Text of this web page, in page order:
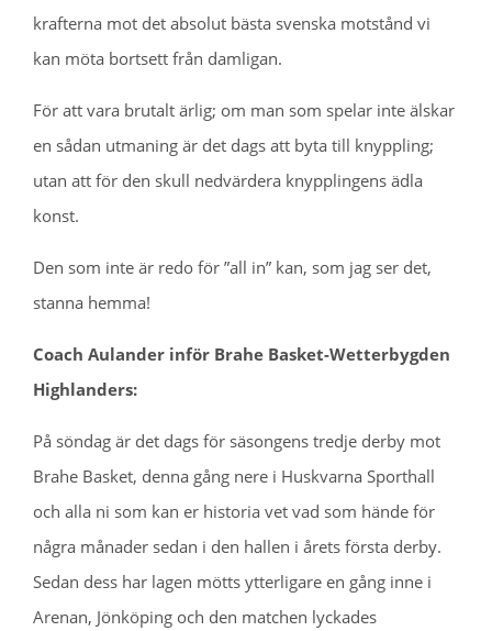
krafterna mot det absolut bästa svenska motstånd vi
kan möta bortsett från damligan.
För att vara brutalt ärlig; om man som spelar inte älskar
en sådan utmaning är det dags att byta till knyppling;
utan att för den skull nedvärdera knypplingens ädla
konst.
Den som inte är redo för ”all in” kan, som jag ser det,
stanna hemma!
Coach Aulander inför Brahe Basket-Wetterbygden
Highlanders:
På söndag är det dags för säsongens tredje derby mot
Brahe Basket, denna gång nere i Huskvarna Sporthall
och alla ni som kan er historia vet vad som hände för
några månader sedan i den hallen i årets första derby.
Sedan dess har lagen mötts ytterligare en gång inne i
Arenan, Jönköping och den matchen lyckades